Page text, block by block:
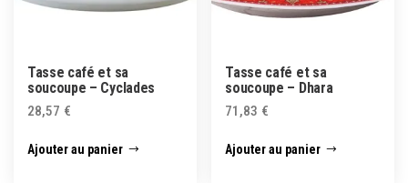
Tasse café et sa
soucoupe – Cyclades
28,57 €
Ajouter au panier
Tasse café et sa
soucoupe – Dhara
71,83 €
Ajouter au panier